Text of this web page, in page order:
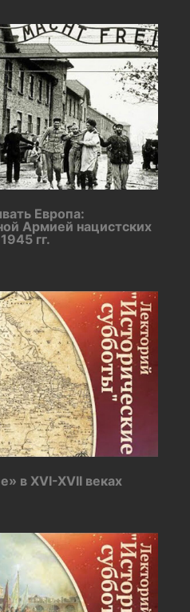
Европа:
Армией нацистских
гг.
в XVI-XVII веках